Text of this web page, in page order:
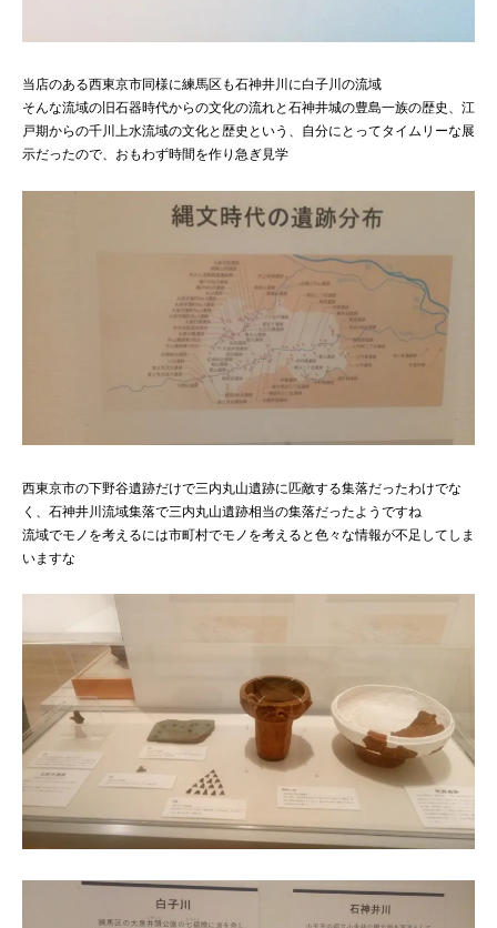
当店のある西東京市同様に練馬区も石神井川に白子川の流域
そんな流域の旧石器時代からの文化の流れと石神井城の豊島一族の歴史、江
戸期からの千川上水流域の文化と歴史という、自分にとってタイムリーな展
示だったので、おもわず時間を作り急ぎ見学
西東京市の下野谷遺跡だけで三内丸山遺跡に匹敵する集落だったわけでな
く、石神井川流域集落で三内丸山遺跡相当の集落だったようですね
流域でモノを考えるには市町村でモノを考えると色々な情報が不足してしま
いますな